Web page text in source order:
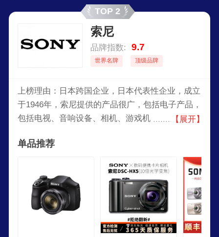
TOP 2
索尼
品牌指数: 9.7
世界名牌 顶级品牌
上榜理由：日本跨国企业，日本代表性企业，成立
于1946年，索尼提供的产品很广，包括电子产品，
包括电视、音响设备、相机、游戏机（如
备。此外，索尼也涉足电影制作、音乐出版和在线
【展开】
单品推荐